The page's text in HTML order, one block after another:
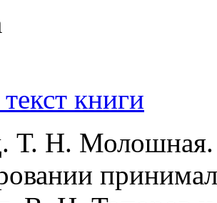
книги
Т. Н. Молошная.